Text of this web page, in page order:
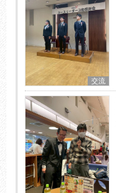
交流